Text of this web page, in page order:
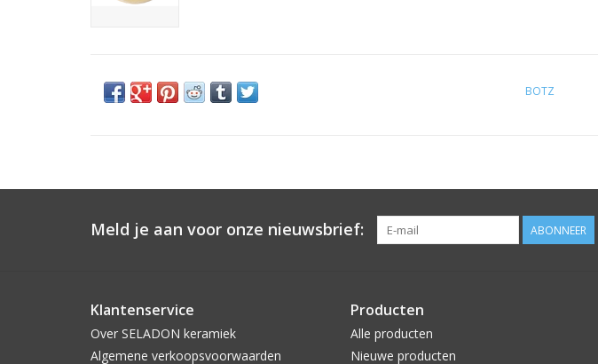
BOTZ
Meld je aan voor onze nieuwsbrief: ABONNEER
Klantenservice
Over SELADON keramiek
Algemene verkoopsvoorwaarden
Producten
Alle producten
Nieuwe producten